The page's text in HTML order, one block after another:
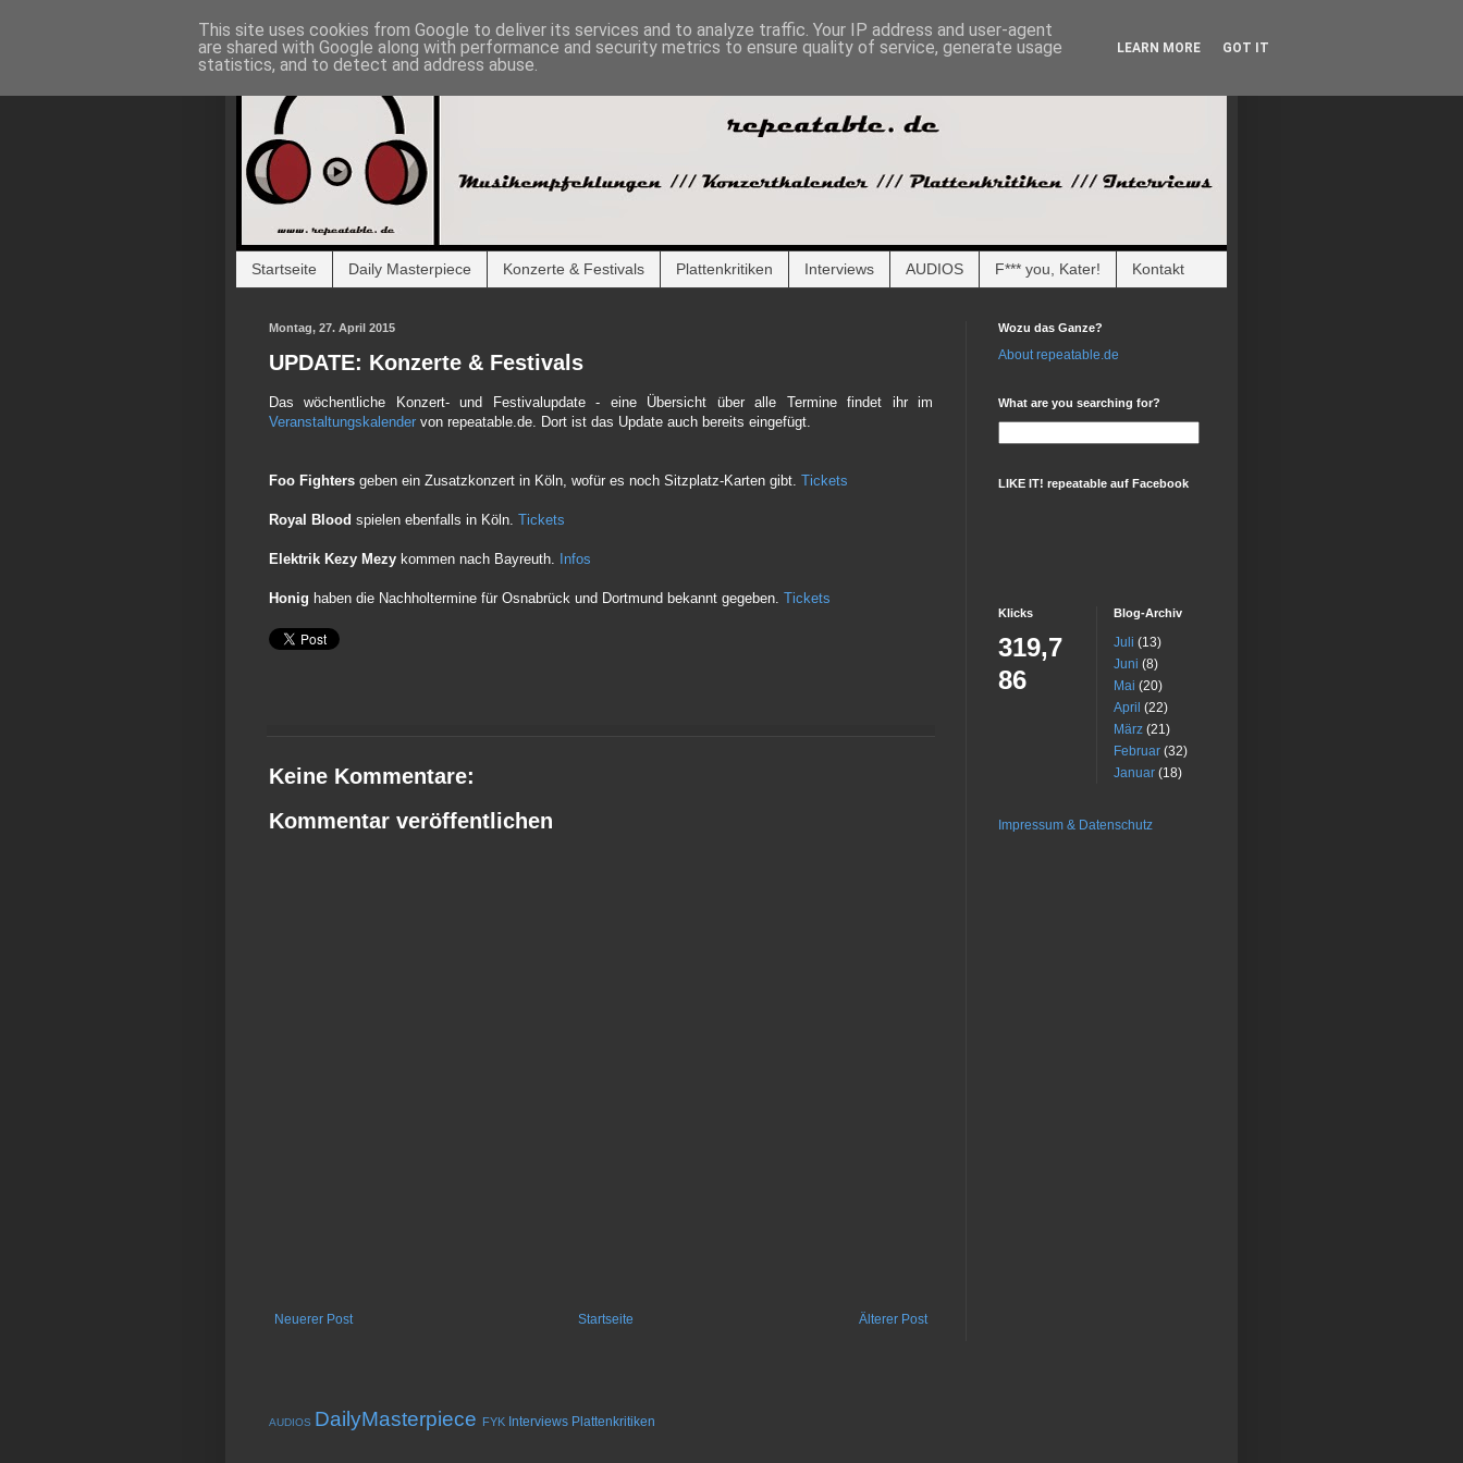
Startseite Daily Masterpiece Konzerte & Festivals Plattenkritiken Interviews AUDIOS F*** you, Kater! Kontakt
Montag, 27. April 2015
UPDATE: Konzerte & Festivals
Das wöchentliche Konzert- und Festivalupdate - eine Übersicht über alle Termine findet ihr im
Veranstaltungskalender von repeatable.de. Dort ist das Update auch bereits eingefügt.
Foo Fighters geben ein Zusatzkonzert in Köln, wofür es noch Sitzplatz-Karten gibt. Tickets
Royal Blood spielen ebenfalls in Köln. Tickets
Elektrik Kezy Mezy kommen nach Bayreuth. Infos
Honig haben die Nachholtermine für Osnabrück und Dortmund bekannt gegeben. Tickets
Keine Kommentare:
Kommentar veröffentlichen
Neuerer Post Älterer Post
Startseite
Wozu das Ganze?
About repeatable.de
What are you searching for?
LIKE IT! repeatable auf Facebook
Klicks
319,7
86
Blog-Archiv
Juli (13)
Juni (8)
Mai (20)
April (22)
März (21)
Februar (32)
Januar (18)
Impressum & Datenschutz
AUDIOS DailyMasterpiece FYK Interviews Plattenkritiken
This site uses cookies from Google to deliver its services and to analyze traffic. Your IP address and user-agent
are shared with Google along with performance and security metrics to ensure quality of service, generate usage
statistics, and to detect and address abuse.
LEARN MORE GOT IT